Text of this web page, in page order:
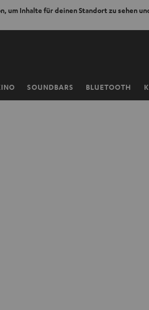
um Inhalte für deinen Standort zu sehen
SOUNDBARS BLUETOOTH